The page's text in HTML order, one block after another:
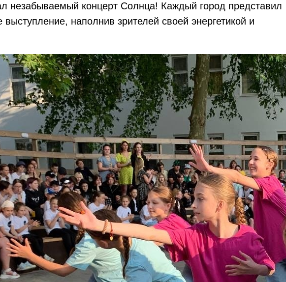
незабываемый концерт Солнца! Каждый город представил
выступление, наполнив зрителей своей энергетикой и